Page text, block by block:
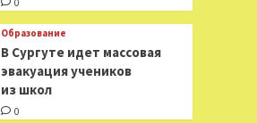
0
Образование
В Сургуте идет массовая
эвакуация учеников
из школ
0